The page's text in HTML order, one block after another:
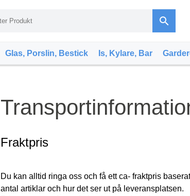
search
Glas, Porslin, Bestick Is, Kylare, Bar
Fraktpris
Du kan alltid ringa oss och få ett ca- fraktpris
antal artiklar och hur det ser ut på leveransplatsen.